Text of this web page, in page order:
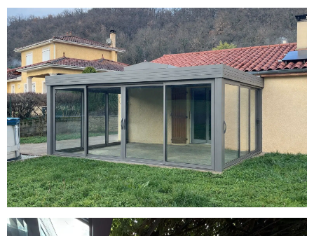
Réalisation d’une veranda à Saint-
Maurice-sur-Dargoire